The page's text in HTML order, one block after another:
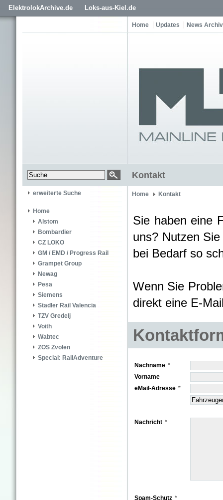
ElektrolokArchive.de Loks-aus-Kiel.de
Home Updates News Archiv
Kontakt
erweiterte Suche
Home
Alstom
Bombardier
CZ LOKO
GM / EMD / Progress Rail
Grampet Group
Newag
Pesa
Siemens
Stadler Rail Valencia
TZV Gredelj
Voith
Wabtec
ZOS Zvolen
Special: RailAdventure
Home Kontakt
Sie haben eine
uns? Nutzen
bei Bedarf so
Wenn Sie
direkt eine E-
Nachname
Vorname
eMail-Adresse
Nachricht
Spam-Schutz